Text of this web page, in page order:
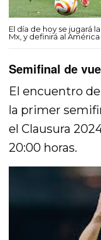
El día de hoy se jugará
Mx, y definirá al
Semifinal de
El encuentro
la primer
el Clausura
20:00 horas.